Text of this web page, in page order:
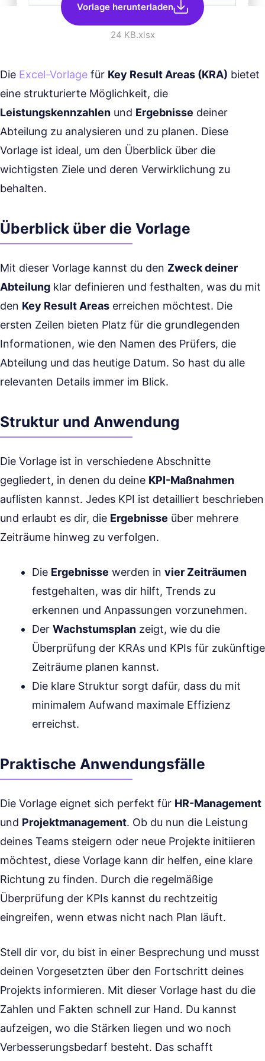
Vorlage herunterladen
24 KB.xlsx
Die Excel-Vorlage für Key Result Areas (KRA) bietet
eine strukturierte Möglichkeit, die
Leistungskennzahlen und Ergebnisse deiner
Abteilung zu analysieren und zu planen. Diese
Vorlage ist ideal, um den Überblick über die
wichtigsten Ziele und deren Verwirklichung zu
behalten.
Überblick über die Vorlage
Mit dieser Vorlage kannst du den Zweck deiner
Abteilung klar definieren und festhalten, was du mit
den Key Result Areas erreichen möchtest. Die
ersten Zeilen bieten Platz für die grundlegenden
Informationen, wie den Namen des Prüfers, die
Abteilung und das heutige Datum. So hast du alle
relevanten Details immer im Blick.
Struktur und Anwendung
Die Vorlage ist in verschiedene Abschnitte
gegliedert, in denen du deine KPI-Maßnahmen
auflisten kannst. Jedes KPI ist detailliert beschrieben
und erlaubt es dir, die Ergebnisse über mehrere
Zeiträume hinweg zu verfolgen.
Die Ergebnisse werden in vier Zeiträumen
festgehalten, was dir hilft, Trends zu
erkennen und Anpassungen vorzunehmen.
Der Wachstumsplan zeigt, wie du die
Überprüfung der KRAs und KPIs für zukünftige
Zeiträume planen kannst.
Die klare Struktur sorgt dafür, dass du mit
minimalem Aufwand maximale Effizienz
erreichst.
Praktische Anwendungsfälle
Die Vorlage eignet sich perfekt für HR-Management
und Projektmanagement. Ob du nun die Leistung
deines Teams steigern oder neue Projekte initiieren
möchtest, diese Vorlage kann dir helfen, eine klare
Richtung zu finden. Durch die regelmäßige
Überprüfung der KPIs kannst du rechtzeitig
eingreifen, wenn etwas nicht nach Plan läuft.
Stell dir vor, du bist in einer Besprechung und musst
deinen Vorgesetzten über den Fortschritt deines
Projekts informieren. Mit dieser Vorlage hast du die
Zahlen und Fakten schnell zur Hand. Du kannst
aufzeigen, wo die Stärken liegen und wo noch
Verbesserungsbedarf besteht. Das schafft